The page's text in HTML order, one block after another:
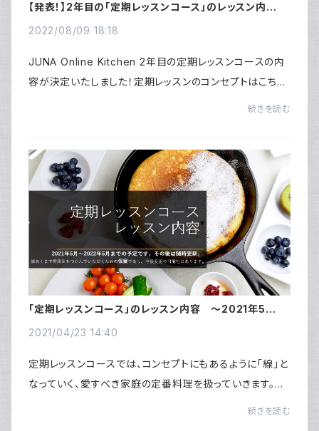
【発表！】2年目の「定期レッスンコース」のレッスン内容
2022/08/09 18:18
JUNA Online Kitchen 2年目の定期レッスンコースの内
容が決定いたしました！定期レッスンのコンセプトはこちら
続きを読む
「定期レッスンコース」のレッスン内容 ～2021年5月～
2021/04/23 14:40
定期レッスンコースでは、コンセプトにもあるように「線」と
なっていく、愛すべき家庭の定番料理を扱っていきます。も
続きを読む